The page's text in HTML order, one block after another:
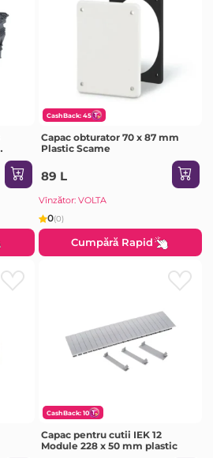
CashBack: 45
Capac obturator 70 x 87 mm
Plastic Scame
89 L
Vînzător: VOLTA
0(0)
Cumpără Rapid
CashBack: 10
Capac pentru cutii IEK 12
Module 228 x 50 mm plastic